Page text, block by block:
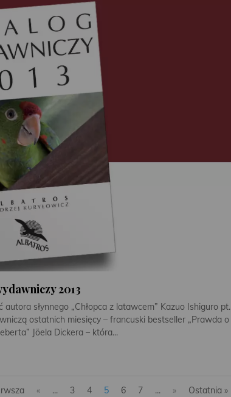
2013
słynnego „Chłopca z latawcem” Kazuo Ishiguro pt.
ostatnich miesięcy – francuski bestseller „Prawda o
Jöela Dickera – która...
« ... 3 4 5 6 7 ... » Ostatnia »